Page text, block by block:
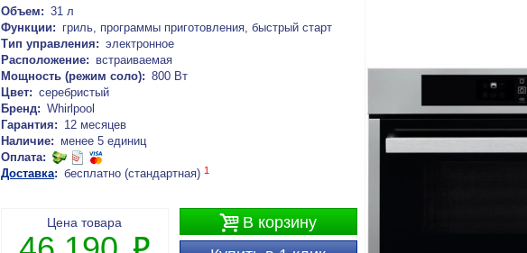
Объем: 31 л
Функции: гриль, программы приготовления, быстрый старт
Тип управления: электронное
Расположение: встраиваемая
Мощность (режим соло): 800 Вт
Цвет: серебристый
Бренд: Whirlpool
Гарантия: 12 месяцев
Наличие: менее 5 единиц
Оплата:
Доставка: бесплатно (стандартная) 1
В корзину
Цена товара